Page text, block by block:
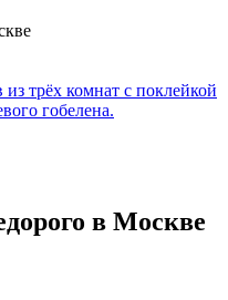
трёх комнат с поклейкой
гобелена.
в Москве